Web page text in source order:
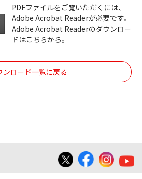
ドした取扱説明書は、複製、賃
衆送信、または公衆送信可能
できません。
わず、第三者に譲渡あるいは
ができません。
した取扱説明書等に使用され
PDFファイルをご覧いただくには、
Adobe Acrobat Readerが必要です。
Adobe Acrobat Readerのダウンロー
ドはこちらから。
ンロード一覧に戻る